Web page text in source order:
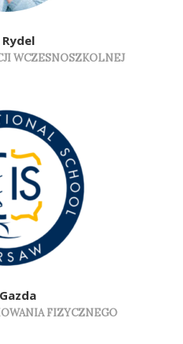
WCZESNOSZKOLNEJ
FIZYCZNEGO